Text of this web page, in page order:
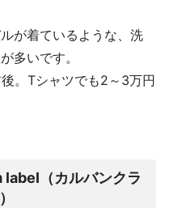
が着ているような、洗
多いです。
。Tシャツでも2～3万円
（カルバンクラ